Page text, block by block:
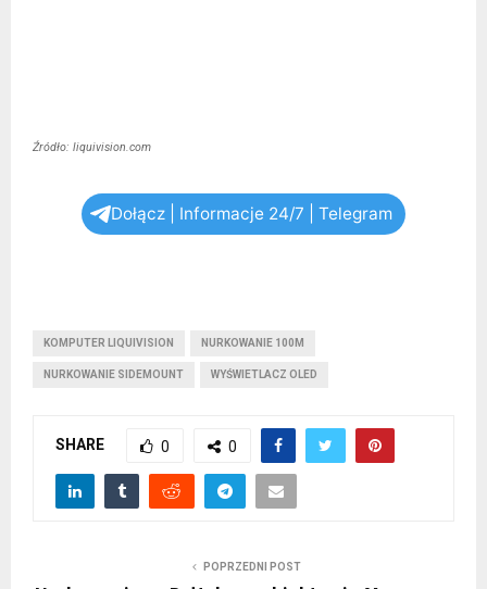
Źródło: liquivision.com
Dołącz | Informacje 24/7 | Telegram
KOMPUTER LIQUIVISION NURKOWANIE 100M
NURKOWANIE SIDEMOUNT WYŚWIETLACZ OLED
SHARE 0 0
POPRZEDNI POST